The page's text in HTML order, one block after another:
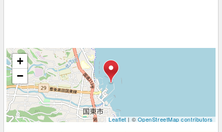
+
−
Leaflet| ©OpenStreetMap contributors